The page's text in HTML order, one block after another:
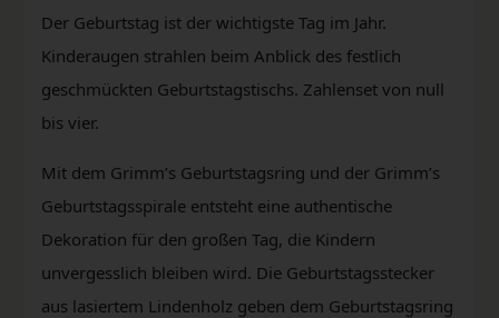
Der Geburtstag ist der wichtigste Tag im Jahr.
Kinderaugen strahlen beim Anblick des festlich
geschmückten Geburtstagstischs. Zahlenset von null
bis vier.
Mit dem Grimm’s Geburtstagsring und der Grimm’s
Geburtstagsspirale entsteht eine authentische
Dekoration für den großen Tag, die Kindern
unvergesslich bleiben wird. Die Geburtstagsstecker
aus lasiertem Lindenholz geben dem Geburtstagsring